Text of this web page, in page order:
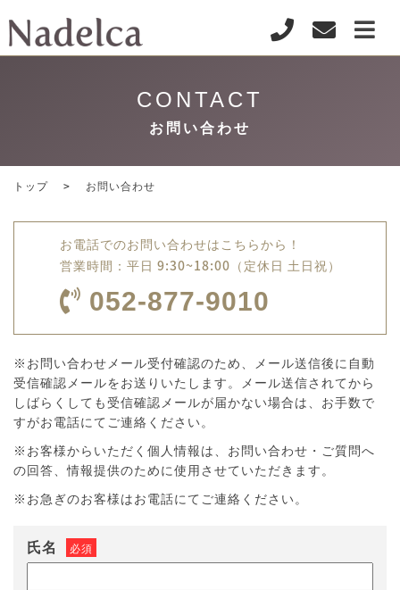
CONTACT
お問い合わせ
トップ お問い合わせ
お電話でのお問い合わせはこちらから！
営業時間：平日 9:30~18:00（定休日 土日祝）
052-877-9010
※お問い合わせメール受付確認のため、メール送信後に自動
受信確認メールをお送りいたします。メール送信されてから
しばらくしても受信確認メールが届かない場合は、お手数で
すがお電話にてご連絡ください。
※お客様からいただく個人情報は、お問い合わせ・ご質問へ
の回答、情報提供のために使用させていただきます。
※お急ぎのお客様はお電話にてご連絡ください。
氏名 必須